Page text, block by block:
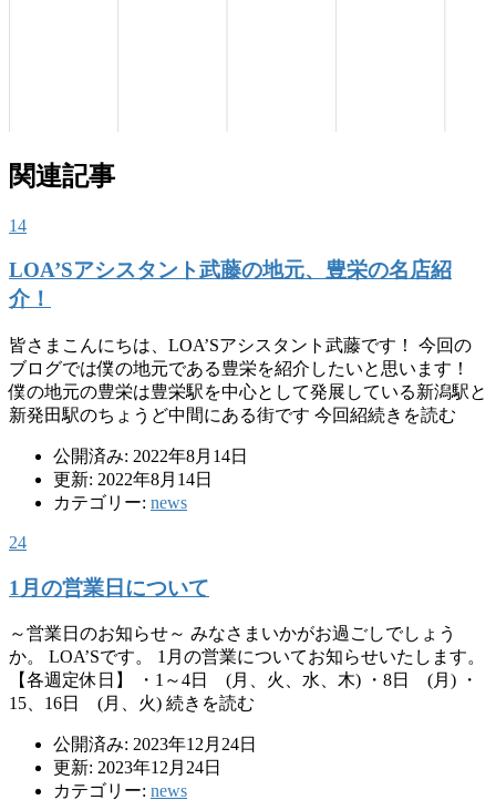
関連記事
14
LOA’Sアシスタント武藤の地元、豊栄の名店紹
介！
皆さまこんにちは、LOA’Sアシスタント武藤です！ 今回の
ブログでは僕の地元である豊栄を紹介したいと思います！
僕の地元の豊栄は豊栄駅を中心として発展している新潟駅と
新発田駅のちょうど中間にある街です 今回紹続きを読む
公開済み: 2022年8月14日
更新: 2022年8月14日
カテゴリー: news
24
1月の営業日について
～営業日のお知らせ～ みなさまいかがお過ごしでしょう
か。 LOA’Sです。 1月の営業についてお知らせいたします。
【各週定休日】 ・1～4日 (月、火、水、木) ・8日 (月) ・
15、16日 (月、火) 続きを読む
公開済み: 2023年12月24日
更新: 2023年12月24日
カテゴリー: news